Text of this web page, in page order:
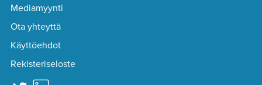
Mediamyynti
Ota yhteyttä
Käyttöehdot
Rekisteriseloste